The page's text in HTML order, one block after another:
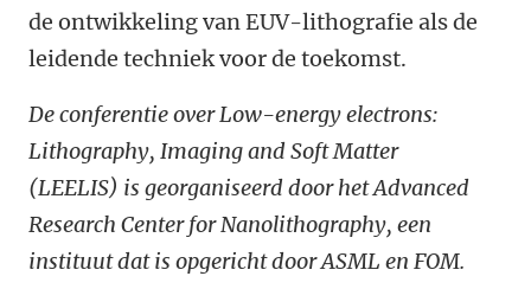
de ontwikkeling van EUV-lithografie als de
leidende techniek voor de toekomst.
De conferentie over Low-energy electrons:
Lithography, Imaging and Soft Matter
(LEELIS) is georganiseerd door het Advanced
Research Center for Nanolithography, een
instituut dat is opgericht door ASML en FOM.